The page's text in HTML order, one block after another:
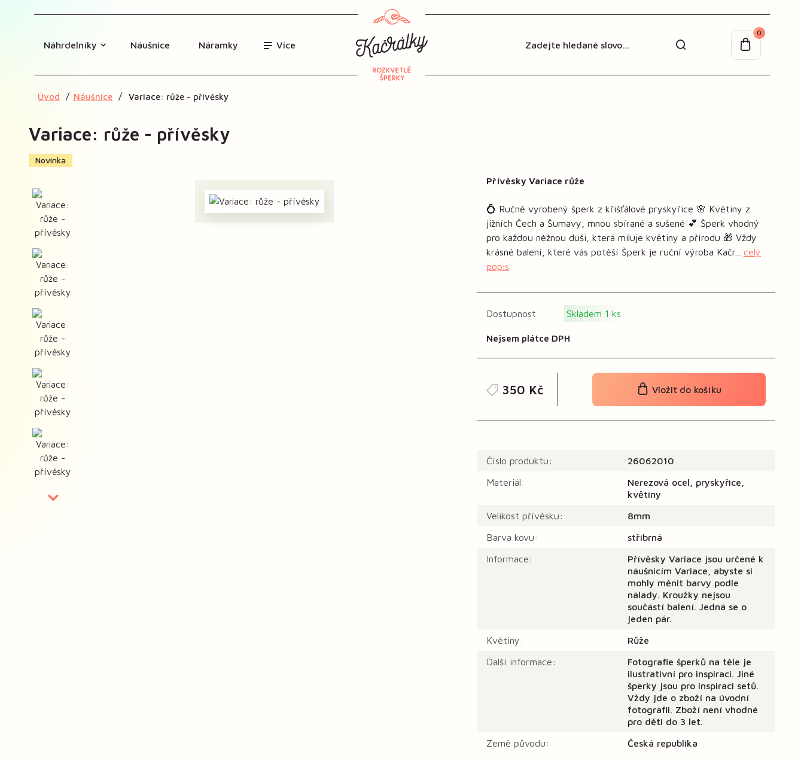
Náhrdelníky Náušnice Náramky Více
0
Úvod Náušnice Variace: růže - přívěsky
Variace: růže - přívěsky
Novinka
Přívěsky Variace růže
💍 Ručně vyrobený šperk z křišťálové pryskyřice 🌸 Květiny z
jižních Čech a Šumavy, mnou sbírané a sušené 💕 Šperk vhodný
pro každou něžnou duši, která miluje květiny a přírodu 🎁 Vždy
krásné balení, které vás potěší Šperk je ruční výroba Kačr... celý
popis
Dostupnost Skladem 1 ks
Nejsem plátce DPH
350 Kč Vložit do košíku
Číslo produktu:
26062010
Materiál:
Nerezová ocel, pryskyřice,
květiny
Velikost přívěsku:
8mm
Barva kovu:
stříbrná
Informace:
Přívěsky Variace jsou určené k
náušnicím Variace, abyste si
mohly měnit barvy podle
nálady. Kroužky nejsou
součástí balení. Jedná se o
jeden pár.
Květiny:
Růže
Další informace:
Fotografie šperků na těle je
ilustrativní pro inspiraci. Jiné
šperky jsou pro inspiraci setů.
Vždy jde o zboží na úvodní
fotografii. Zboží není vhodné
pro děti do 3 let.
Země původu:
Česká republika